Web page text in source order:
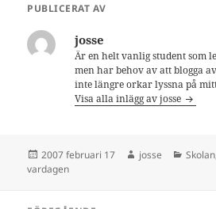
PUBLICERAT AV
josse
Är en helt vanlig student som
men har behov av att blogga
inte längre orkar lyssna på
Visa alla inlägg av josse
Postat
2007 februari 17 Författare
josse Skolan
vardagen